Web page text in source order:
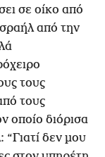
σε οίκο από
από την
τους
τους
οποίο διόρισα
“Γιατί δεν μου